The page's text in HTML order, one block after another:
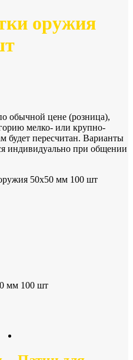
оружия
обычной цене (розница),
мелко- или крупно-
будет пересчитан. Варианты
индивидуально при общении
50х50 мм 100 шт
мм 100 шт